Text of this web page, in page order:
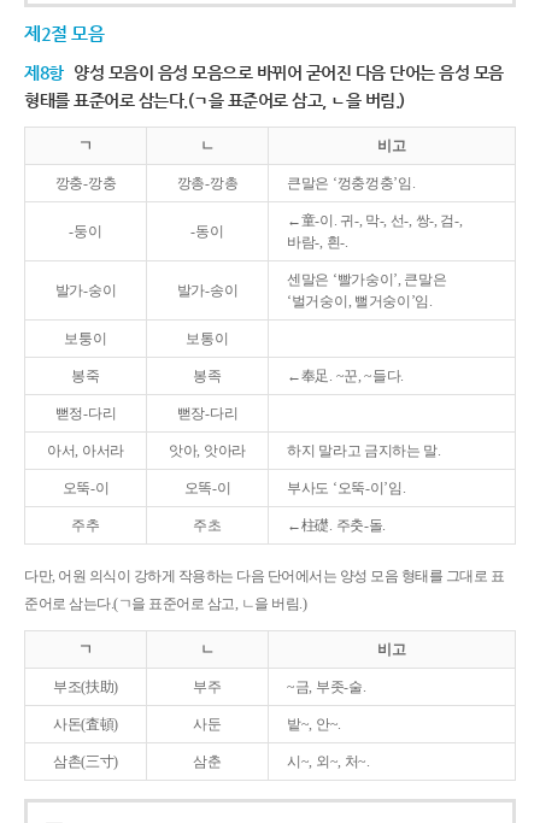
제2절 모음
제8항 양성 모음이 음성 모음으로 바뀌어 굳어진 다음 단어는 음성 모음
형태를 표준어로 삼는다.(ㄱ을 표준어로 삼고, ㄴ을 버림.)
ㄱ ㄴ 비고
깡충-깡충 깡총-깡총 큰말은 ‘껑충껑충’임.
-둥이 -동이
←童-이. 귀-, 막-, 선-, 쌍-, 검-,
바람-, 흰-.
발가-숭이 발가-송이
센말은 ‘빨가숭이’, 큰말은
‘벌거숭이, 뻘거숭이’임.
보퉁이 보통이
봉죽 봉족 ←奉足. ~꾼, ~들다.
뻗정-다리 뻗장-다리
아서, 아서라 앗아, 앗아라 하지 말라고 금지하는 말.
오뚝-이 오똑-이 부사도 ‘오뚝-이’임.
주추 주초 ←柱礎. 주춧-돌.
다만, 어원 의식이 강하게 작용하는 다음 단어에서는 양성 모음 형태를 그대로 표
준어로 삼는다.(ㄱ을 표준어로 삼고, ㄴ을 버림.)
ㄱ ㄴ 비고
부조(扶助) 부주 ~금, 부좃-술.
사돈(査頓) 사둔 밭~, 안~.
삼촌(三寸) 삼춘 시~, 외~, 처~.